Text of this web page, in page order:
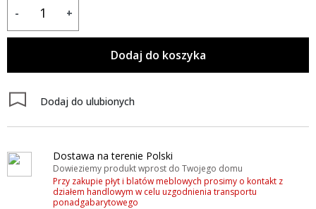
- +
Dodaj do koszyka
Dodaj do ulubionych
Dostawa na terenie Polski
Dowieziemy produkt wprost do Twojego domu
Przy zakupie płyt i blatów meblowych prosimy o kontakt z
działem handlowym w celu uzgodnienia transportu
ponadgabarytowego